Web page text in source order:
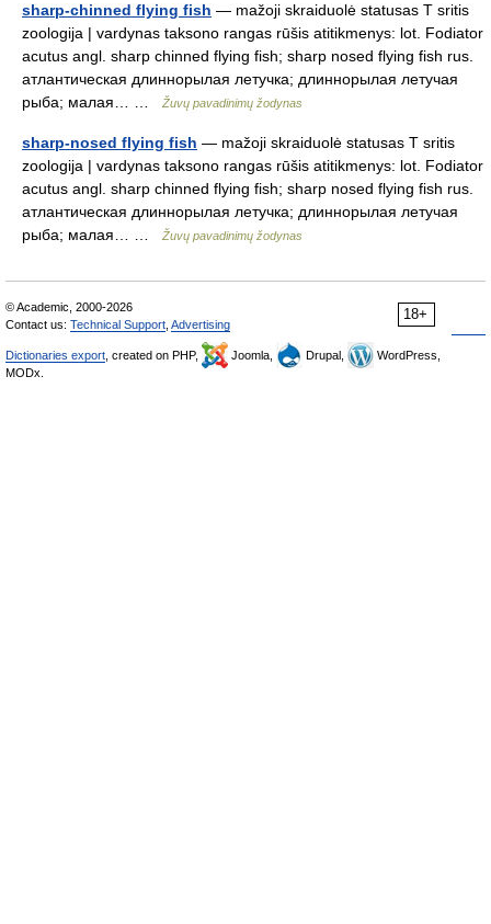
sharp-chinned flying fish — mažoji skraiduolė statusas T sritis
zoologija | vardynas taksono rangas rūšis atitikmenys: lot. Fodiator
acutus angl. sharp chinned flying fish; sharp nosed flying fish rus.
атлантическая длиннорылая летучка; длиннорылая летучая
рыба; малая… …
Žuvų pavadinimų žodynas
sharp-nosed flying fish — mažoji skraiduolė statusas T sritis
zoologija | vardynas taksono rangas rūšis atitikmenys: lot. Fodiator
acutus angl. sharp chinned flying fish; sharp nosed flying fish rus.
атлантическая длиннорылая летучка; длиннорылая летучая
рыба; малая… …
Žuvų pavadinimų žodynas
18+
© Academic, 2000-2026
Contact us: Technical Support Advertising
Dictionaries export , created on PHP, Joomla, Drupal,
WordPress,
MODx.